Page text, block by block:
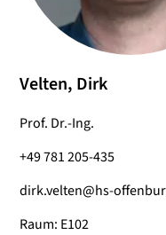
Velten, Dirk
Prof. Dr.-Ing.
+49 781 205-435
dirk.velten@hs-
Raum: E102